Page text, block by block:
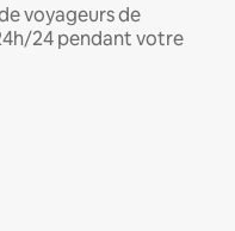
voyageurs de
24 pendant votre